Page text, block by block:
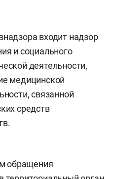
входит надзор
и социального
деятельности,
медицинской
связанной
средств
обращения